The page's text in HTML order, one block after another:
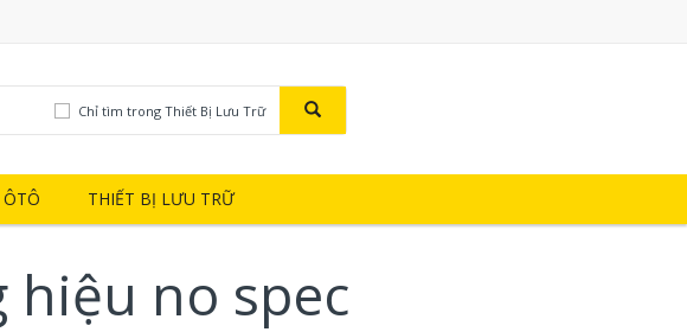
Chỉ tìm trong Thiết Bị Lưu Trữ
THIẾT BỊ LƯU TRỮ
no spec